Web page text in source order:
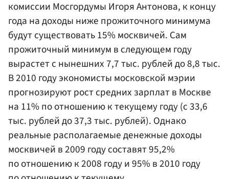
комиссии Мосгордумы Игоря Антонова, к концу
года на доходы ниже прожиточного минимума
будут существовать 15% москвичей. Сам
прожиточный минимум в следующем году
вырастет с нынешних 7,7 тыс. рублей до 8,8 тыс.
В 2010 году экономисты московской мэрии
прогнозируют рост средних зарплат в Москве
на 11% по отношению к текущему году (с 33,6
тыс. рублей до 37,3 тыс. рублей). Однако
реальные располагаемые денежные доходы
москвичей в 2009 году составят 95,2%
по отношению к 2008 году и 95% в 2010 году